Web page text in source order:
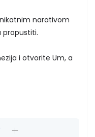
narativom
propustiti.
i otvorite Um, a